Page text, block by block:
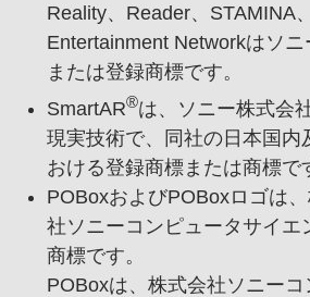
Reality、 Reader、 STAMINA、
Entertainment Networkはソ
または登録商標です。
SmartAR®は、
ソニー株式会
現実技術で、
同社の日本国内
おける登録商標または商標で
POBoxおよびPOBoxロゴは、
社ソニーコンピュータサイエ
商標です。
POBoxは、 株式会社ソニー